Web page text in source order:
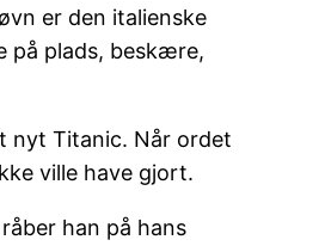
er den italienske
på plads, beskære,
nyt Titanic. Når ordet
ville have gjort.
han på hans